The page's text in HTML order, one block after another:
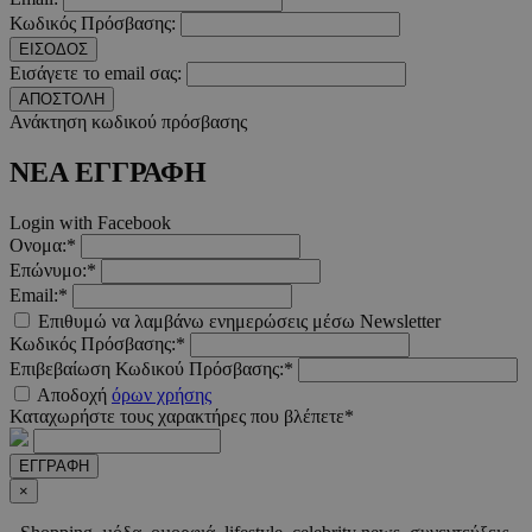
Κωδικός Πρόσβασης:
ΕΙΣΟΔΟΣ
Εισάγετε το email σας:
ΑΠΟΣΤΟΛΗ
Ανάκτηση κωδικού πρόσβασης
ΝΕΑ ΕΓΓΡΑΦΗ
Login with Facebook
Ονομα:*
Επώνυμο:*
Email:*
Επιθυμώ να λαμβάνω ενημερώσεις μέσω Newsletter
Κωδικός Πρόσβασης:*
Επιβεβαίωση Κωδικού Πρόσβασης:*
Αποδοχή όρων χρήσης
Καταχωρήστε τους χαρακτήρες που βλέπετε*
ΕΓΓΡΑΦΗ
×
__cf_bm
__cf_bm
Privacy Policy